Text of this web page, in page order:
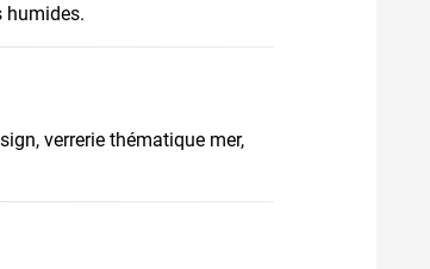
humides.
verrerie thématique mer,